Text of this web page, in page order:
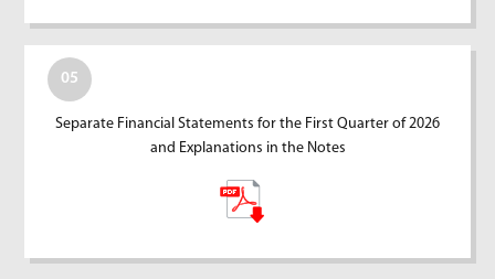
05
Separate Financial Statements for the First Quarter of 2026
and Explanations in the Notes